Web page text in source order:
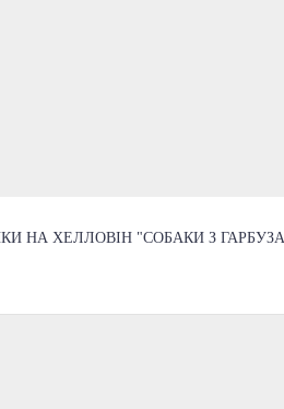
НА ХЕЛЛОВІН "СОБАКИ З